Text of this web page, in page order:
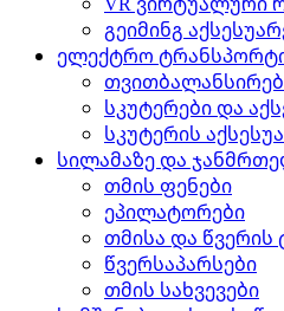
გეიმინგ
ელექტრო
სკუტერები და
სკუტერის
სილამაზე და
თმის ფენები
ეპილატორები
თმისა და წვერის
წვერსაპარსები
თმის სახვევები